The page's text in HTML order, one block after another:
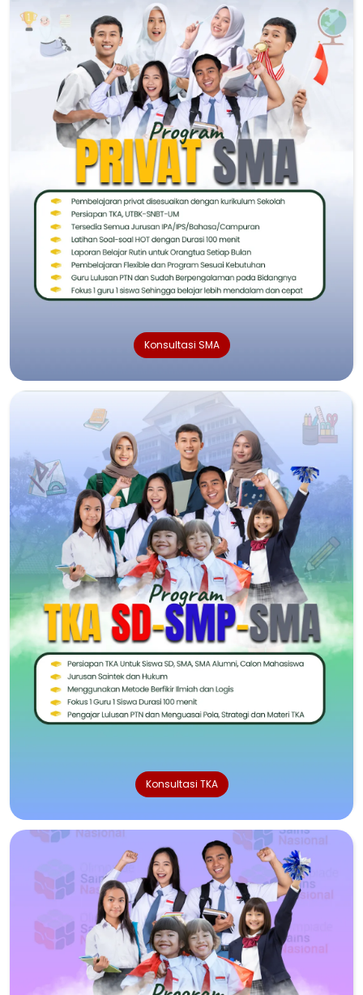
Konsultasi SMA
Konsultasi TKA